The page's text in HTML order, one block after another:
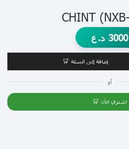
3000 د.ع
إضافة إلى السلة
أو
اشتري الآن